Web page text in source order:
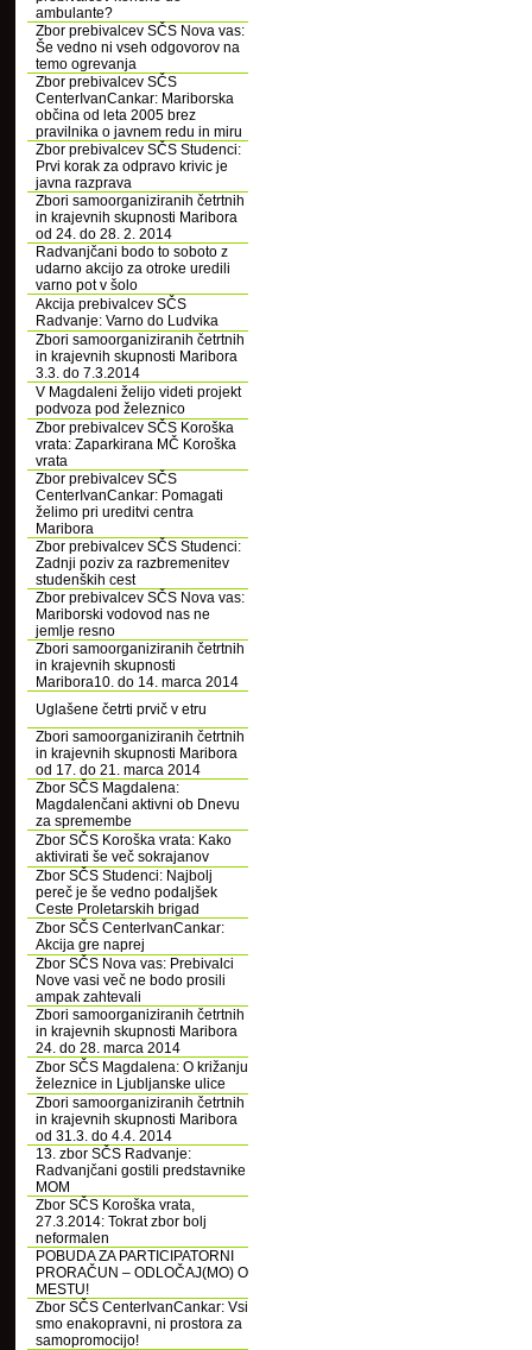
ambulante?
Zbor prebivalcev SČS Nova vas:
Še vedno ni vseh odgovorov na
temo ogrevanja
Zbor prebivalcev SČS
CenterIvanCankar: Mariborska
občina od leta 2005 brez
pravilnika o javnem redu in miru
Zbor prebivalcev SČS Studenci:
Prvi korak za odpravo krivic je
javna razprava
Zbori samoorganiziranih četrtnih
in krajevnih skupnosti Maribora
od 24. do 28. 2. 2014
Radvanjčani bodo to soboto z
udarno akcijo za otroke uredili
varno pot v šolo
Akcija prebivalcev SČS
Radvanje: Varno do Ludvika
Zbori samoorganiziranih četrtnih
in krajevnih skupnosti Maribora
3.3. do 7.3.2014
V Magdaleni želijo videti projekt
podvoza pod železnico
Zbor prebivalcev SČS Koroška
vrata: Zaparkirana MČ Koroška
vrata
Zbor prebivalcev SČS
CenterIvanCankar: Pomagati
želimo pri ureditvi centra
Maribora
Zbor prebivalcev SČS Studenci:
Zadnji poziv za razbremenitev
studenških cest
Zbor prebivalcev SČS Nova vas:
Mariborski vodovod nas ne
jemlje resno
Zbori samoorganiziranih četrtnih
in krajevnih skupnosti
Maribora10. do 14. marca 2014
Uglašene četrti prvič v etru
Zbori samoorganiziranih četrtnih
in krajevnih skupnosti Maribora
od 17. do 21. marca 2014
Zbor SČS Magdalena:
Magdalenčani aktivni ob Dnevu
za spremembe
Zbor SČS Koroška vrata: Kako
aktivirati še več sokrajanov
Zbor SČS Studenci: Najbolj
pereč je še vedno podaljšek
Ceste Proletarskih brigad
Zbor SČS CenterIvanCankar:
Akcija gre naprej
Zbor SČS Nova vas: Prebivalci
Nove vasi več ne bodo prosili
ampak zahtevali
Zbori samoorganiziranih četrtnih
in krajevnih skupnosti Maribora
24. do 28. marca 2014
Zbor SČS Magdalena: O križanju
železnice in Ljubljanske ulice
Zbori samoorganiziranih četrtnih
in krajevnih skupnosti Maribora
od 31.3. do 4.4. 2014
13. zbor SČS Radvanje:
Radvanjčani gostili predstavnike
MOM
Zbor SČS Koroška vrata,
27.3.2014: Tokrat zbor bolj
neformalen
POBUDA ZA PARTICIPATORNI
PRORAČUN – ODLOČAJ(MO) O
MESTU!
Zbor SČS CenterIvanCankar: Vsi
smo enakopravni, ni prostora za
samopromocijo!